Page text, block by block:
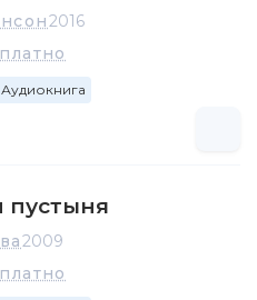
2016
Аудиокнига
пустыня
2009